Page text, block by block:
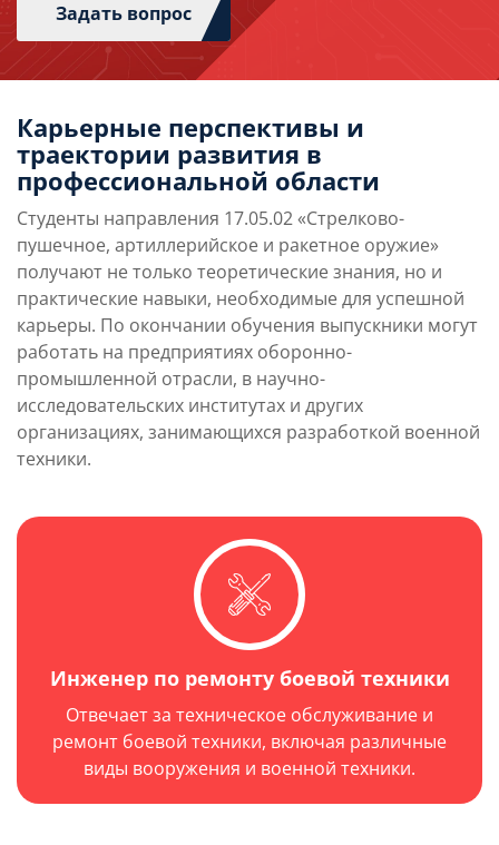
Задать вопрос
Карьерные перспективы и
траектории развития в
профессиональной области
Студенты направления 17.05.02 «Стрелково-
пушечное, артиллерийское и ракетное оружие»
получают не только теоретические знания, но и
практические навыки, необходимые для успешной
карьеры. По окончании обучения выпускники могут
работать на предприятиях оборонно-
промышленной отрасли, в научно-
исследовательских институтах и других
организациях, занимающихся разработкой военной
техники.
Инженер по ремонту боевой техники
Отвечает за техническое обслуживание и
ремонт боевой техники, включая различные
виды вооружения и военной техники.